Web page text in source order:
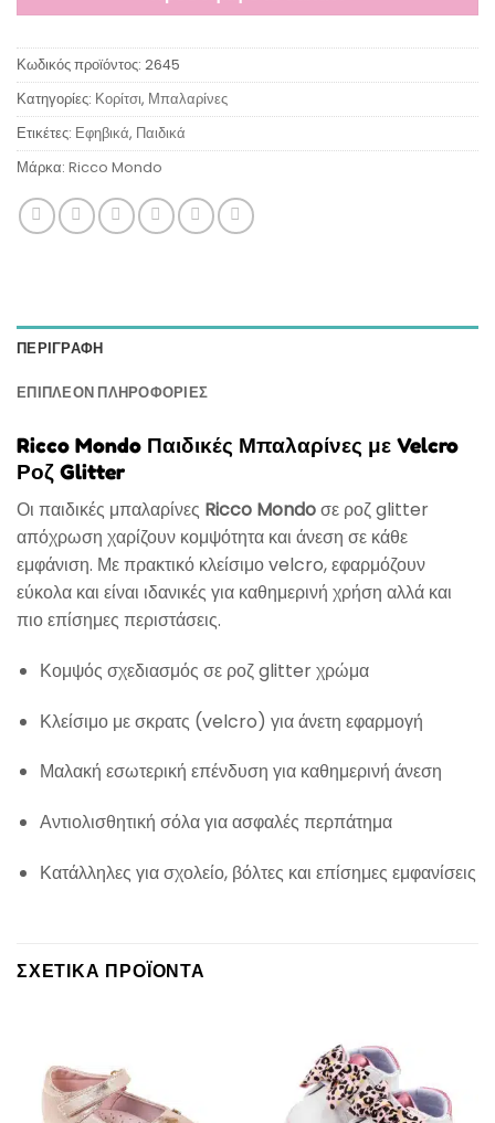
Κωδικός προϊόντος: 2645
Κατηγορίες: Κορίτσι, Μπαλαρίνες
Ετικέτες: Εφηβικά, Παιδικά
Μάρκα: Ricco Mondo
ΠΕΡΙΓΡΑΦΉ
ΕΠΙΠΛΈΟΝ ΠΛΗΡΟΦΟΡΊΕΣ
Ricco Mondo Παιδικές Μπαλαρίνες με Velcro
Ροζ Glitter
Οι παιδικές μπαλαρίνες Ricco Mondoσε ροζ glitter
απόχρωση χαρίζουν κομψότητα και άνεση σε κάθε
εμφάνιση. Με πρακτικό κλείσιμο velcro, εφαρμόζουν
εύκολα και είναι ιδανικές για καθημερινή χρήση αλλά και
πιο επίσημες περιστάσεις.
Κομψός σχεδιασμός σε ροζ glitter χρώμα
Κλείσιμο με σκρατς (velcro) για άνετη εφαρμογή
Μαλακή εσωτερική επένδυση για καθημερινή άνεση
Αντιολισθητική σόλα για ασφαλές περπάτημα
Κατάλληλες για σχολείο, βόλτες και επίσημες εμφανίσεις
ΣΧΕΤΙΚΆ ΠΡΟΪΌΝΤΑ